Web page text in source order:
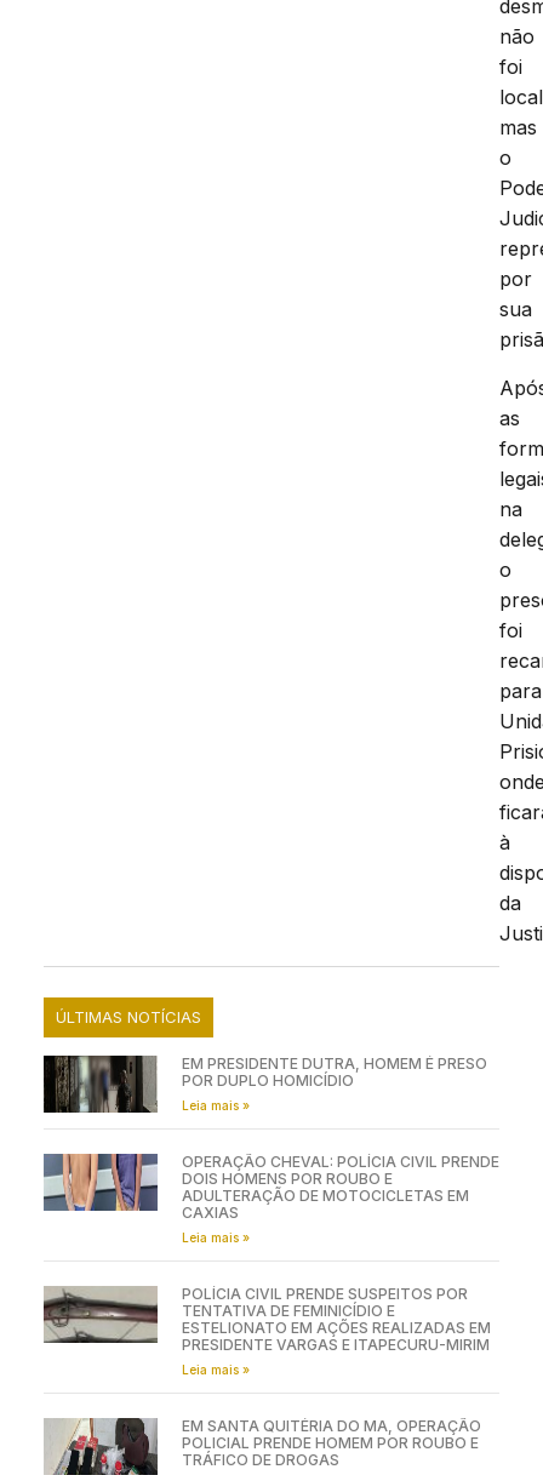
não
foi
mas
o
por
sua
as
na
o
foi
para
à
da
ÚLTIMAS NOTÍCIAS
EM PRESIDENTE DUTRA, HOMEM É PRESO
POR DUPLO HOMICÍDIO
Leia mais »
OPERAÇÃO CHEVAL: POLÍCIA CIVIL PRENDE
DOIS HOMENS POR ROUBO E
ADULTERAÇÃO DE MOTOCICLETAS EM
CAXIAS
Leia mais »
POLÍCIA CIVIL PRENDE SUSPEITOS POR
TENTATIVA DE FEMINICÍDIO E
ESTELIONATO EM AÇÕES REALIZADAS EM
PRESIDENTE VARGAS E ITAPECURU-MIRIM
Leia mais »
EM SANTA QUITÉRIA DO MA, OPERAÇÃO
POLICIAL PRENDE HOMEM POR ROUBO E
TRÁFICO DE DROGAS